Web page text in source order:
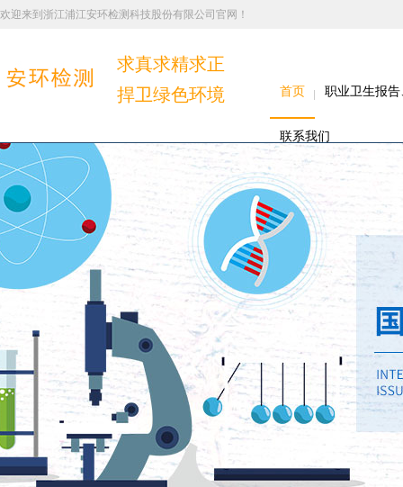
欢迎来到浙江浦江安环检测科技股份有限公司官网！
求真求精求正
捍卫绿色环境
首页 职业卫生报
联系我们